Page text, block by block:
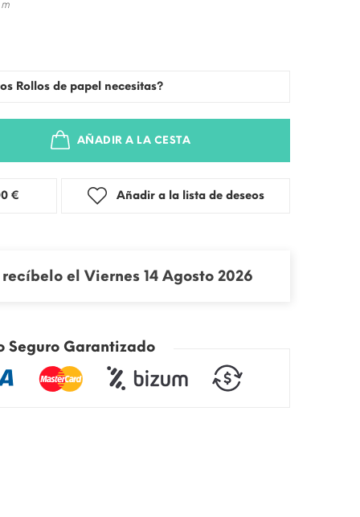
Rollos de papel necesitas?
AÑADIR A LA CESTA
3,00 € Añadir a la lista de deseos
el Viernes 14 Agosto 2026
Seguro Garantizado